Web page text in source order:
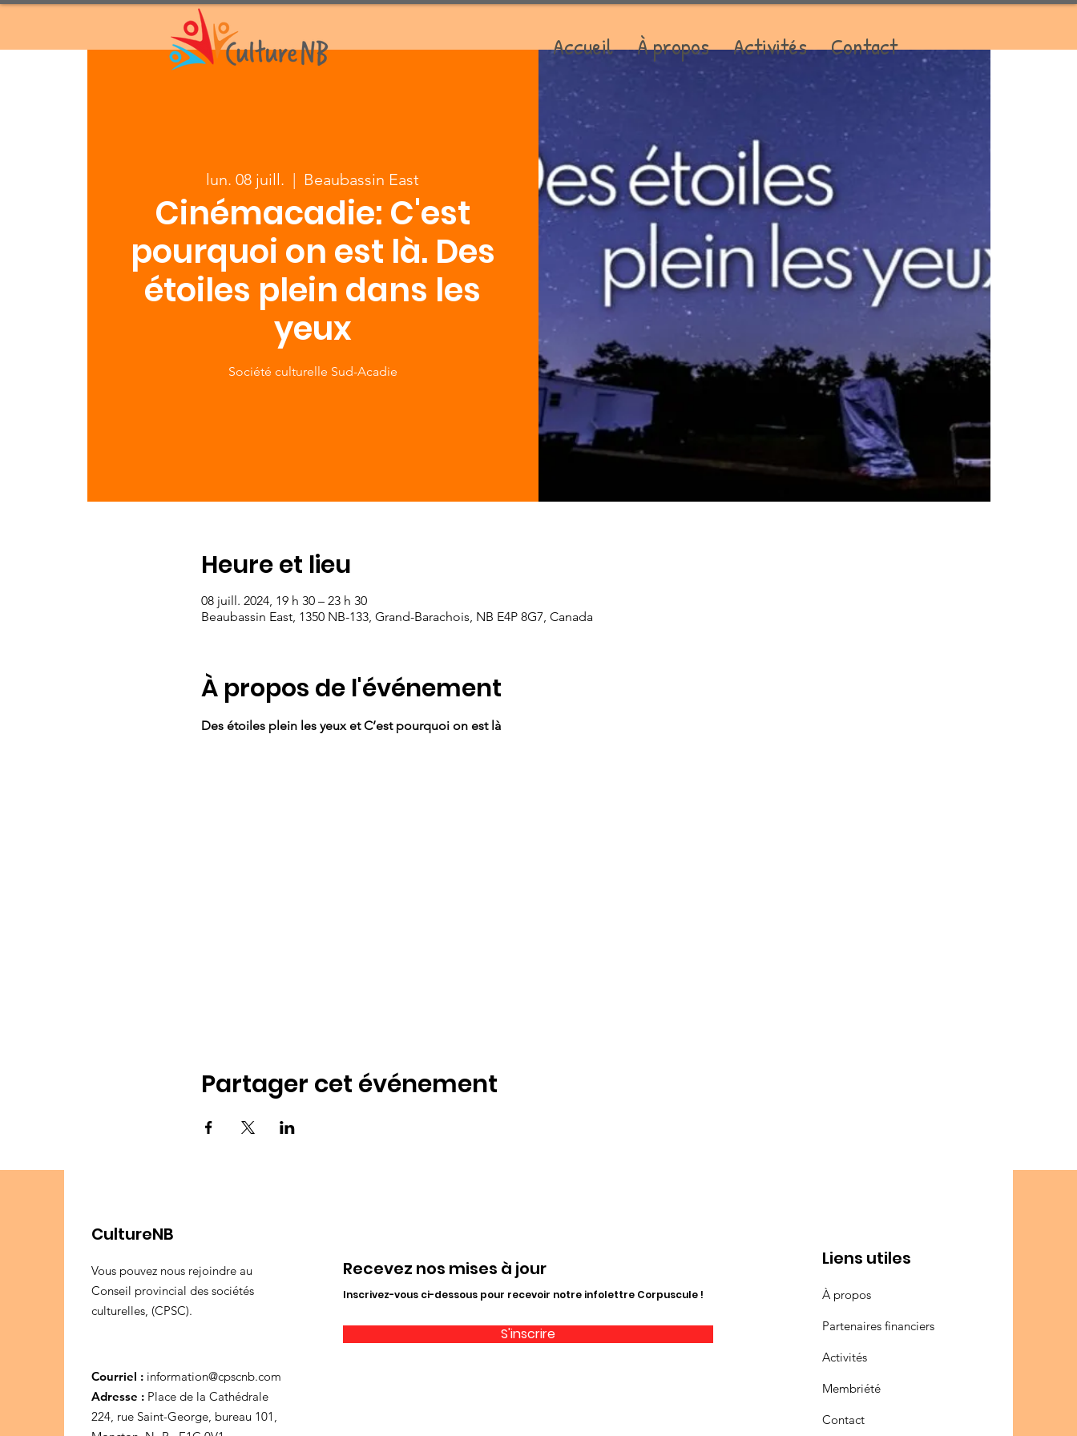
Accueil À propos Activités Contact
lun. 08 juill.
  |
Beaubassin East
Cinémacadie: C'est
pourquoi on est là. Des
étoiles plein dans les
yeux
Société culturelle Sud-Acadie
Heure et lieu
08 juill. 2024, 19 h 30 – 23 h 30
Beaubassin East, 1350 NB-133, Grand-Barachois, NB E4P 8G7, Canada
À propos de l'événement
Des étoiles plein les yeux et C’est pourquoi on est là
Partager cet événement
CultureNB
Vous pouvez nous rejoindre au
Conseil provincial des sociétés
culturelles, (CPSC).
Courriel : information@cpscnb.com
Adresse : Place de la Cathédrale
224, rue Saint-George, bureau 101,
Recevez nos mises à jour
Inscrivez-vous ci-dessous pour recevoir notre infolettre Corpuscule !
S'inscrire
Liens utiles
À propos
Partenaires financiers
Activités
Membriété
Contact